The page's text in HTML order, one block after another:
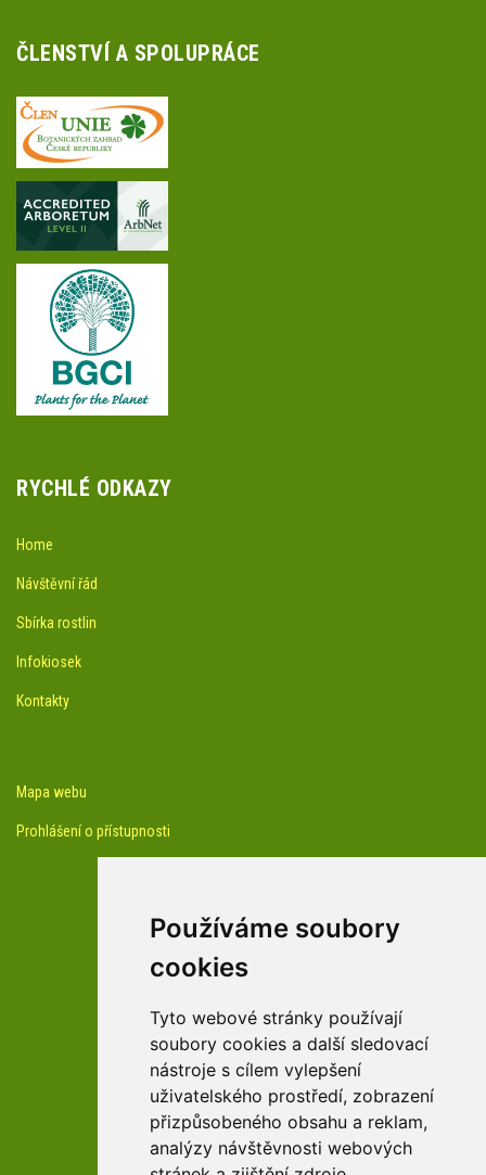
Používáme soubory
cookies
Tyto webové stránky používají
soubory cookies a další sledovací
nástroje s cílem vylepšení
uživatelského prostředí, zobrazení
přizpůsobeného obsahu a reklam,
analýzy návštěvnosti webových
ČLENSTVÍ A SPOLUPRÁCE
RYCHLÉ ODKAZY
Home
Návštěvní řád
Sbírka rostlin
Infokiosek
Kontakty
Mapa webu
Prohlášení o přístupnosti
Youtube kanál arboreta